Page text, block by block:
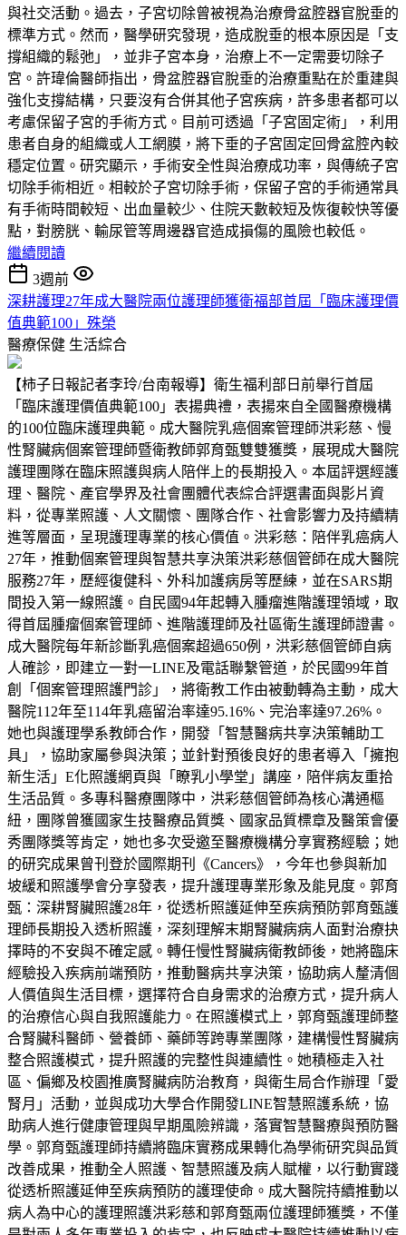
與社交活動。過去，子宮切除曾被視為治療骨盆腔器官脫垂的
標準方式。然而，醫學研究發現，造成脫垂的根本原因是「支
撐組織的鬆弛」，並非子宮本身，治療上不一定需要切除子
宮。許瑋倫醫師指出，骨盆腔器官脫垂的治療重點在於重建與
強化支撐結構，只要沒有合併其他子宮疾病，許多患者都可以
考慮保留子宮的手術方式。目前可透過「子宮固定術」，利用
患者自身的組織或人工網膜，將下垂的子宮固定回骨盆腔內較
穩定位置。研究顯示，手術安全性與治療成功率，與傳統子宮
切除手術相近。相較於子宮切除手術，保留子宮的手術通常具
有手術時間較短、出血量較少、住院天數較短及恢復較快等優
點，對膀胱、輸尿管等周邊器官造成損傷的風險也較低。
繼續閱讀
3週前
深耕護理27年成大醫院兩位護理師獲衛福部首屆「臨床護理價
值典範100」殊榮
醫療保健 生活綜合
【柿子日報記者李玲/台南報導】衛生福利部日前舉行首屆
「臨床護理價值典範100」表揚典禮，表揚來自全國醫療機構
的100位臨床護理典範。成大醫院乳癌個案管理師洪彩慈、慢
性腎臟病個案管理師暨衛教師郭育甄雙雙獲獎，展現成大醫院
護理團隊在臨床照護與病人陪伴上的長期投入。本屆評選經護
理、醫院、產官學界及社會團體代表綜合評選書面與影片資
料，從專業照護、人文關懷、團隊合作、社會影響力及持續精
進等層面，呈現護理專業的核心價值。洪彩慈：陪伴乳癌病人
27年，推動個案管理與智慧共享決策洪彩慈個管師在成大醫院
服務27年，歷經復健科、外科加護病房等歷練，並在SARS期
間投入第一線照護。自民國94年起轉入腫瘤進階護理領域，取
得首屆腫瘤個案管理師、進階護理師及社區衛生護理師證書。
成大醫院每年新診斷乳癌個案超過650例，洪彩慈個管師自病
人確診，即建立一對一LINE及電話聯繫管道，於民國99年首
創「個案管理照護門診」，將衛教工作由被動轉為主動，成大
醫院112年至114年乳癌留治率達95.16%、完治率達97.26%。
她也與護理學系教師合作，開發「智慧醫病共享決策輔助工
具」，協助家屬參與決策；並針對預後良好的患者導入「擁抱
新生活」E化照護網頁與「瞭乳小學堂」講座，陪伴病友重拾
生活品質。多專科醫療團隊中，洪彩慈個管師為核心溝通樞
紐，團隊曾獲國家生技醫療品質獎、國家品質標章及醫策會優
秀團隊獎等肯定，她也多次受邀至醫療機構分享實務經驗；她
的研究成果曾刊登於國際期刊《Cancers》，今年也參與新加
坡緩和照護學會分享發表，提升護理專業形象及能見度。郭育
甄：深耕腎臟照護28年，從透析照護延伸至疾病預防郭育甄護
理師長期投入透析照護，深刻理解末期腎臟病病人面對治療抉
擇時的不安與不確定感。轉任慢性腎臟病衛教師後，她將臨床
經驗投入疾病前端預防，推動醫病共享決策，協助病人釐清個
人價值與生活目標，選擇符合自身需求的治療方式，提升病人
的治療信心與自我照護能力。在照護模式上，郭育甄護理師整
合腎臟科醫師、營養師、藥師等跨專業團隊，建構慢性腎臟病
整合照護模式，提升照護的完整性與連續性。她積極走入社
區、偏鄉及校園推廣腎臟病防治教育，與衛生局合作辦理「愛
腎月」活動，並與成功大學合作開發LINE智慧照護系統，協
助病人進行健康管理與早期風險辨識，落實智慧醫療與預防醫
學。郭育甄護理師持續將臨床實務成果轉化為學術研究與品質
改善成果，推動全人照護、智慧照護及病人賦權，以行動實踐
從透析照護延伸至疾病預防的護理使命。成大醫院持續推動以
病人為中心的護理照護洪彩慈和郭育甄兩位護理師獲獎，不僅